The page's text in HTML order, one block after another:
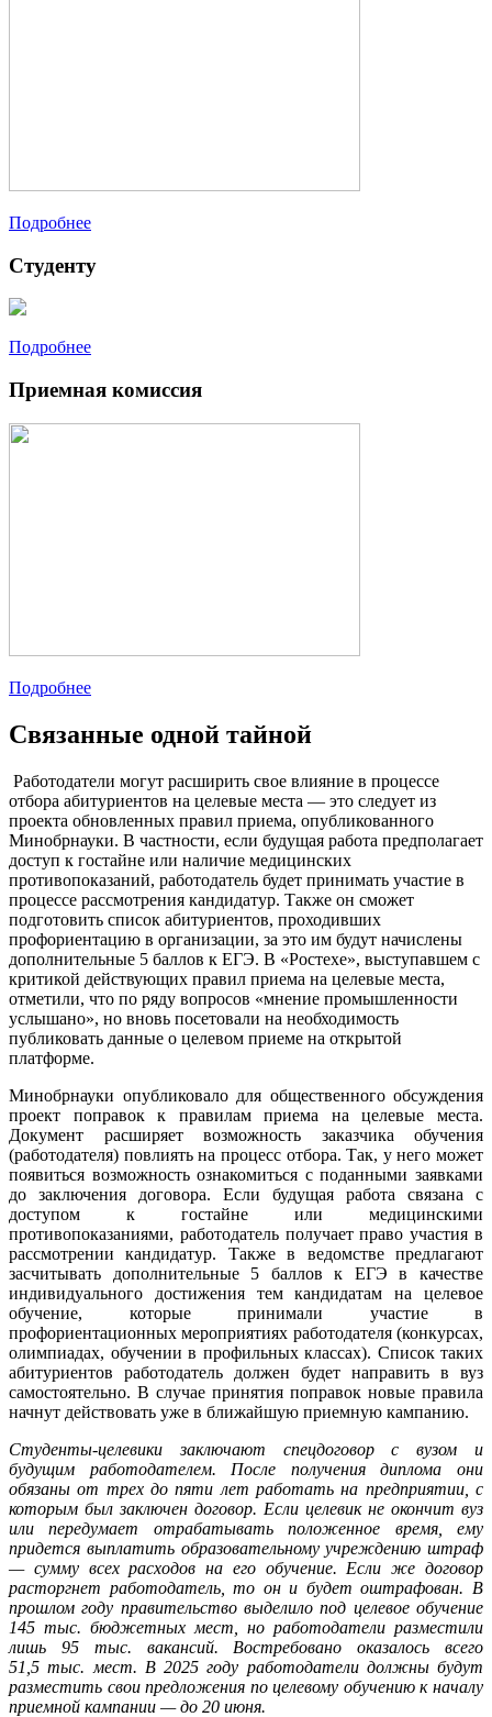
Подробнее
Студенту
Подробнее
Приемная комиссия
Подробнее
Связанные одной тайной
Работодатели могут расширить свое влияние в процессе
отбора абитуриентов на целевые места — это следует из
проекта обновленных правил приема, опубликованного
Минобрнауки. В частности, если будущая работа предполагает
доступ к гостайне или наличие медицинских
противопоказаний, работодатель будет принимать участие в
процессе рассмотрения кандидатур. Также он сможет
подготовить список абитуриентов, проходивших
профориентацию в организации, за это им будут начислены
дополнительные 5 баллов к ЕГЭ. В «Ростехе», выступавшем с
критикой действующих правил приема на целевые места,
отметили, что по ряду вопросов «мнение промышленности
услышано», но вновь посетовали на необходимость
публиковать данные о целевом приеме на открытой
платформе.
Минобрнауки опубликовало для общественного обсуждения
проект поправок к правилам приема на целевые места.
Документ расширяет возможность заказчика обучения
(работодателя) повлиять на процесс отбора. Так, у него может
появиться возможность ознакомиться с поданными заявками
до заключения договора. Если будущая работа связана с
доступом к гостайне или медицинскими
противопоказаниями, работодатель получает право участия в
рассмотрении кандидатур. Также в ведомстве предлагают
засчитывать дополнительные 5 баллов к ЕГЭ в качестве
индивидуального достижения тем кандидатам на целевое
обучение, которые принимали участие в
профориентационных мероприятиях работодателя (конкурсах,
олимпиадах, обучении в профильных классах). Список таких
абитуриентов работодатель должен будет направить в вуз
самостоятельно. В случае принятия поправок новые правила
начнут действовать уже в ближайшую приемную кампанию.
Студенты-целевики заключают спецдоговор с вузом и
будущим работодателем. После получения диплома они
обязаны от трех до пяти лет работать на предприятии, с
которым был заключен договор. Если целевик не окончит вуз
или передумает отрабатывать положенное время, ему
придется выплатить образовательному учреждению штраф
— сумму всех расходов на его обучение. Если же договор
расторгнет работодатель, то он и будет оштрафован. В
прошлом году правительство выделило под целевое обучение
145 тыс. бюджетных мест, но работодатели разместили
лишь 95 тыс. вакансий. Востребовано оказалось всего
51,5 тыс. мест. В 2025 году работодатели должны будут
разместить свои предложения по целевому обучению к началу
приемной кампании — до 20 июня.